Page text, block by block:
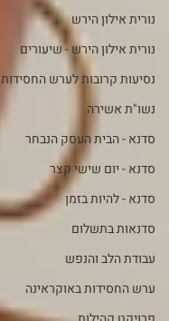
נורית אילון הירש
נורית אילון הירש - שיעורים
נסיעות קרובות לערש החסידות
נשו"ת אשירה
סדנא - הבית העסק הנבחר
סדנא - יום שישי קצר
סדנא - להיות בזמן
סדנאות בתשלום
עבודת הלב והנפש
ערש החסידות באוקראינה